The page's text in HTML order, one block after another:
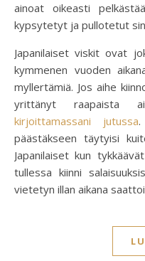
ainoat oikeasti
kypsytetyt ja pullotetut
Japanilaiset viskit ovat
kymmenen vuoden
myllertämiä. Jos aihe
yrittänyt raapaista
kirjoittamassani jutussa.
päästäkseen täytyisi
Japanilaiset kun
tullessa kiinni
vietetyn illan aikana